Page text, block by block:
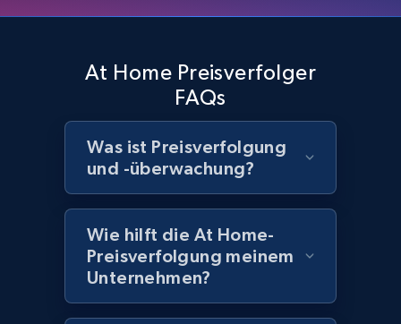
products by best sellers category URL
Title, Seller name, Brand, Description, Initial
price, Currency, Availability, Reviews count, and
2.1K+ 375+ Jetzt anfangen
Amazon products global dataset - Collect
Amazon products by seller URL
At Home Preisverfolger
FAQs
Was ist Preisverfolgung
und -überwachung?
Wie hilft die At Home-
Preisverfolgung meinem
Unternehmen?